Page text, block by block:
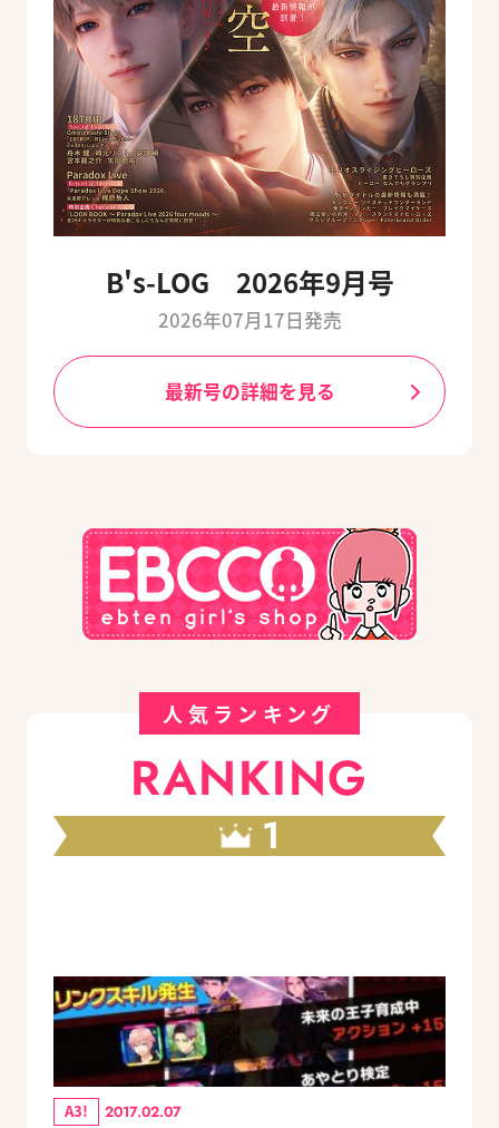
B's-LOG 2026年9月号
2026年07月17日発売
最新号の詳細を見る
人気ランキング
RANKING
1
A3! 2017.02.07